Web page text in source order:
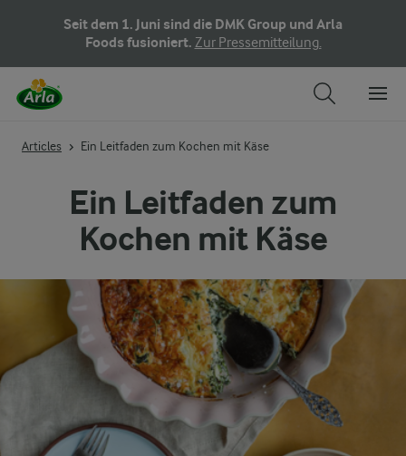
Seit dem 1. Juni sind die DMK Group und Arla
Foods fusioniert. Zur Pressemitteilung.
Articles Ein Leitfaden zum Kochen mit Käse
Ein Leitfaden zum
Kochen mit Käse